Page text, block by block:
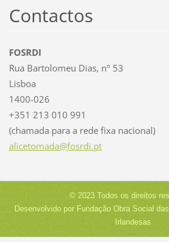
Contactos
FOSRDI
Rua Bartolomeu Dias, nº 53
Lisboa
1400-026
+351 213 010 991
(chamada para a rede fixa nacional)
alicetomada@fosrdi.pt
© 2023 Todos os direitos
Desenvolvido por Fundação Obra Social
Irlandesas.